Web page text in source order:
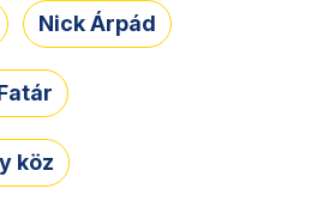
Nick Árpád
köz